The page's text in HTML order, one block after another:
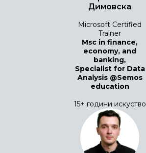
Димовска
Microsoft Certified
Trainer
Msc in finance,
economy, and
banking,
Specialist for Data
Analysis @Semos
education
15+ години искуство